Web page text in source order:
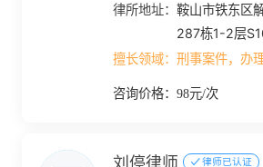
律所地址：鞍山市铁东区
287栋1-2层
擅长领域：刑事案件，办
咨询价格：98元/次
律师已认证